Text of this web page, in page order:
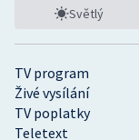
TV program
Živé vysílání
TV poplatky
Teletext
Světlý